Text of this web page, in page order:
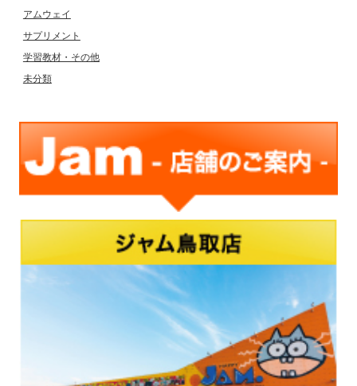
アムウェイ
サプリメント
学習教材・その他
未分類